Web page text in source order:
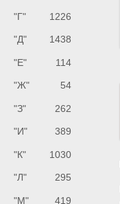
"Г" 1226
"Д" 1438
"Е" 114
"Ж" 54
"З" 262
"И" 389
"К" 1030
"Л" 295
"М" 419